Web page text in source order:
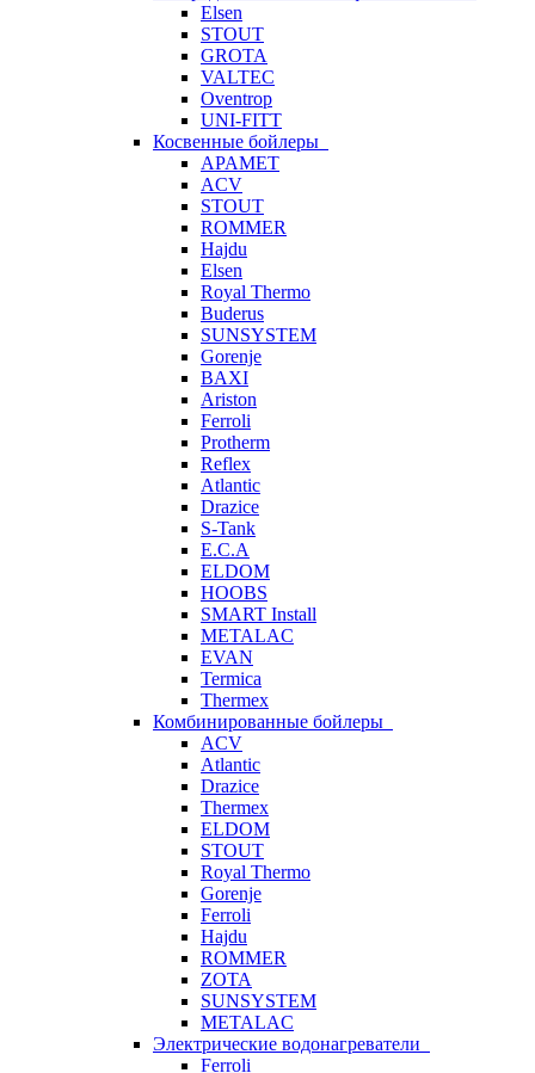
Elsen
STOUT
GROTA
VALTEC
Oventrop
UNI-FITT
Косвенные бойлеры
APAMET
ACV
STOUT
ROMMER
Hajdu
Elsen
Royal Thermo
Buderus
SUNSYSTEM
Gorenje
BAXI
Ariston
Ferroli
Protherm
Reflex
Atlantic
Drazice
S-Tank
E.C.A
ELDOM
HOOBS
SMART Install
METALAC
EVAN
Termica
Thermex
Комбинированные бойлеры
ACV
Atlantic
Drazice
Thermex
ELDOM
STOUT
Royal Thermo
Gorenje
Ferroli
Hajdu
ROMMER
ZOTA
SUNSYSTEM
METALAC
Электрические водонагреватели
Ferroli